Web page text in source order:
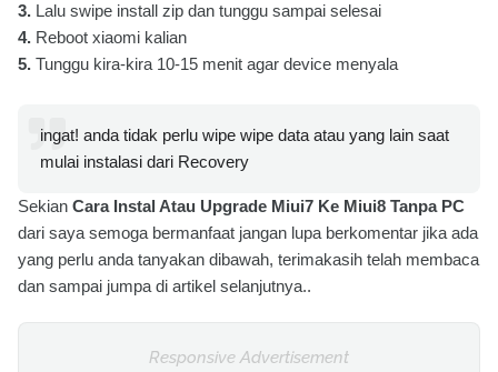
3. Lalu swipe install zip dan tunggu sampai selesai
4. Reboot xiaomi kalian
5. Tunggu kira-kira 10-15 menit agar device menyala
ingat! anda tidak perlu wipe wipe data atau yang lain saat
mulai instalasi dari Recovery
Sekian Cara Instal Atau Upgrade Miui7 Ke Miui8 Tanpa PC
dari saya semoga bermanfaat jangan lupa berkomentar jika ada
yang perlu anda tanyakan dibawah, terimakasih telah membaca
dan sampai jumpa di artikel selanjutnya..
Responsive Advertisement